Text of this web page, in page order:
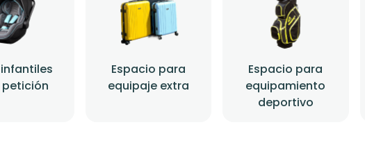
Espacio para
equipaje extra
Espacio para
equipamiento
deportivo